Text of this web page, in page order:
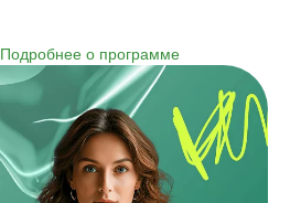
Подробнее о программе